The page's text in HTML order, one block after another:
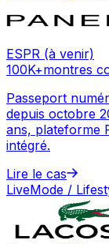
ESPR (à venir)
100K+montres
Passeport
depuis octobre
ans, plateforme
intégré.
Lire le cas
LiveMode /